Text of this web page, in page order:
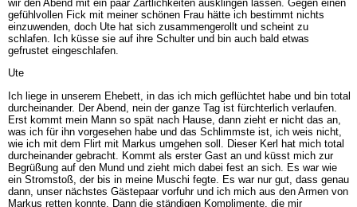
wir den Abend mit ein paar Zärtlichkeiten ausklingen lassen. Gegen einen
gefühlvollen Fick mit meiner schönen Frau hätte ich bestimmt nichts
einzuwenden, doch Ute hat sich zusammengerollt und scheint zu
schlafen. Ich küsse sie auf ihre Schulter und bin auch bald etwas
gefrustet eingeschlafen.
Ute
Ich liege in unserem Ehebett, in das ich mich geflüchtet habe und bin total
durcheinander. Der Abend, nein der ganze Tag ist fürchterlich verlaufen.
Erst kommt mein Mann so spät nach Hause, dann zieht er nicht das an,
was ich für ihn vorgesehen habe und das Schlimmste ist, ich weis nicht,
wie ich mit dem Flirt mit Markus umgehen soll. Dieser Kerl hat mich total
durcheinander gebracht. Kommt als erster Gast an und küsst mich zur
Begrüßung auf den Mund und zieht mich dabei fest an sich. Es war wie
ein Stromstoß, der bis in meine Muschi fegte. Es war nur gut, dass genau
dann, unser nächstes Gästepaar vorfuhr und ich mich aus den Armen von
Markus retten konnte. Dann die ständigen Komplimente, die mir